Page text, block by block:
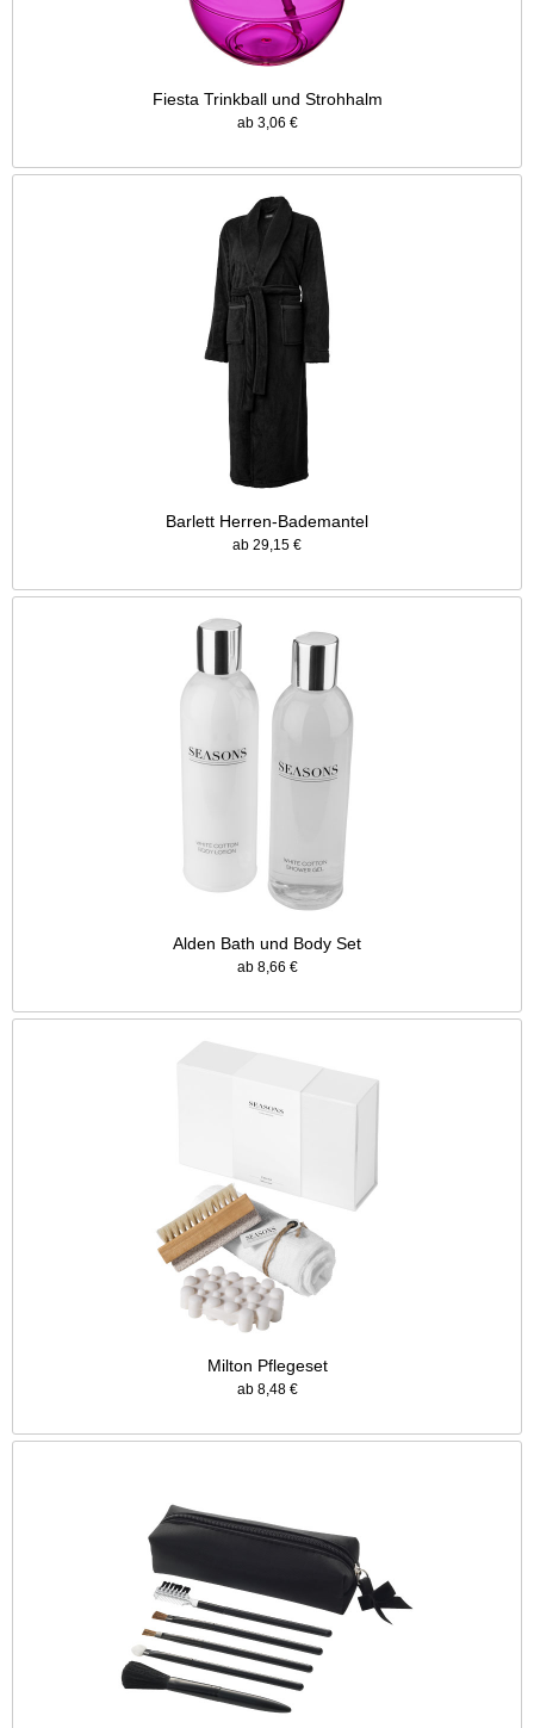
Fiesta Trinkball und Strohhalm
ab 3,06 €
Barlett Herren-Bademantel
ab 29,15 €
Alden Bath und Body Set
ab 8,66 €
Milton Pflegeset
ab 8,48 €